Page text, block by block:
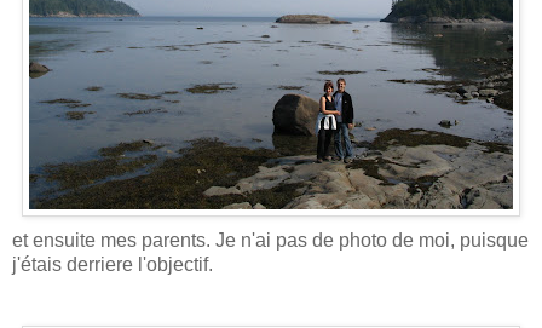
et ensuite mes parents. Je n'ai pas de photo de moi, puisque
j'étais derriere l'objectif.